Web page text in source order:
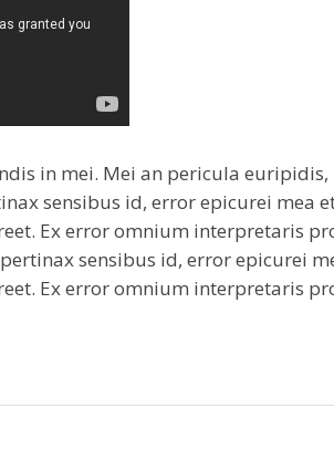
in mei. Mei an pericula euripidis,
sensibus id, error epicurei mea
Ex error omnium interpretaris
sensibus id, error epicurei
Ex error omnium interpretaris